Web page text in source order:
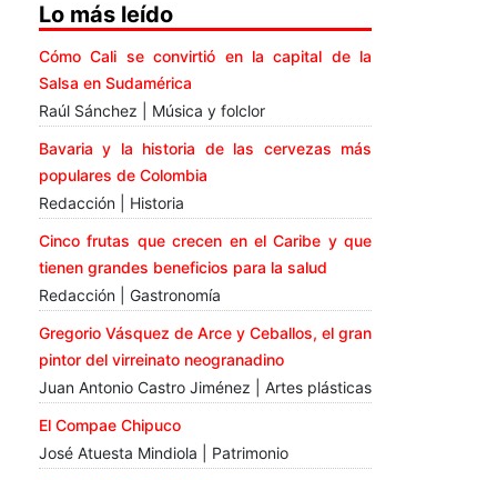
Lo más leído
Cómo Cali se convirtió en la capital de la
Salsa en Sudamérica
Raúl Sánchez | Música y folclor
Bavaria y la historia de las cervezas más
populares de Colombia
Redacción | Historia
Cinco frutas que crecen en el Caribe y que
tienen grandes beneficios para la salud
Redacción | Gastronomía
Gregorio Vásquez de Arce y Ceballos, el gran
pintor del virreinato neogranadino
Juan Antonio Castro Jiménez | Artes plásticas
El Compae Chipuco
José Atuesta Mindiola | Patrimonio